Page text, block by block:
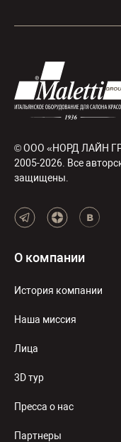
© ООО «НОРД ЛАЙН
2005-2026. Все
защищены.
О компании
История компании
Наша миссия
Лица
3D тур
Пресса о нас
Партнеры